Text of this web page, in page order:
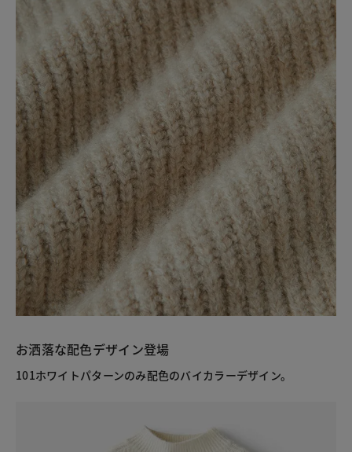
お洒落な配色デザイン登場
101ホワイトパターンのみ配色のバイカラーデザイン。